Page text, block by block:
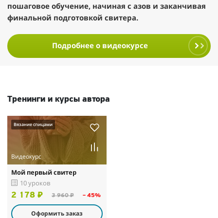
пошаговое обучение, начиная с азов и заканчивая
финальной подготовкой свитера.
Подробнее о видеокурсе
Тренинги и курсы автора
Вязание спицами
Видеокурс
Мой первый свитер
10 уроков
2 178 ₽ 3 960 ₽ – 45%
Оформить заказ